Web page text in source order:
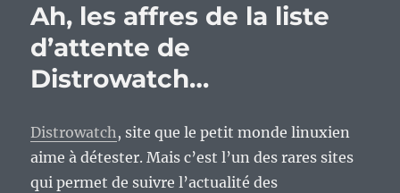
Ah, les affres de la liste
d’attente de
Distrowatch…
Distrowatch, site que le petit monde linuxien
aime à détester. Mais c’est l’un des rares sites
qui permet de suivre l’actualité des